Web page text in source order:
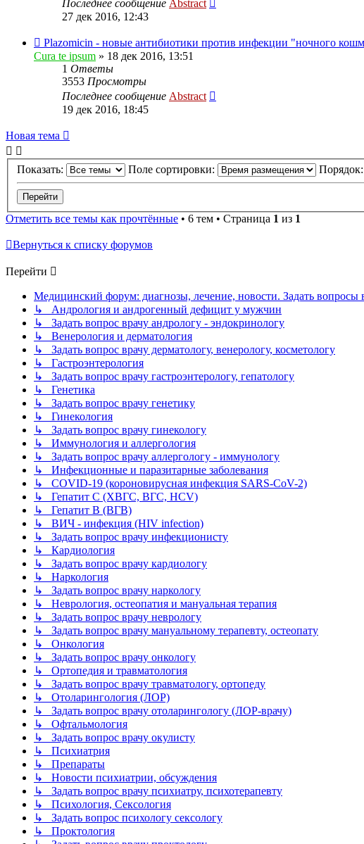
Последнее сообщение Abstract
27 дек 2016, 12:43
Plazomicin - новые антибиотики против инфекции "ночного
Cura te ipsum » 18 дек 2016, 13:51
1 Ответы
3553 Просмотры
Последнее сообщение Abstract
19 дек 2016, 18:45
Новая тема
Показать: Поле сортировки: Порядок:
Отметить все темы как прочтённые • 6 тем • Страница 1 из 1
Вернуться к списку форумов
Перейти
Медицинский форум: диагнозы, лечение, новости. Задать вопросы
↳ Андрология и андрогенный дефицит у мужчин
↳ Задать вопрос врачу андрологу - эндокринологу
↳ Венерология и дерматология
↳ Задать вопрос врачу дерматологу, венерологу, косметологу
↳ Гастроэнтерология
↳ Задать вопрос врачу гастроэнтерологу, гепатологу
↳ Генетика
↳ Задать вопрос врачу генетику
↳ Гинекология
↳ Задать вопрос врачу гинекологу
↳ Иммунология и аллергология
↳ Задать вопрос врачу аллергологу - иммунологу
↳ Инфекционные и паразитарные заболевания
↳ COVID-19 (короновирусная инфекция SARS-CoV-2)
↳ Гепатит C (ХВГС, ВГС, HCV)
↳ Гепатит B (ВГВ)
↳ ВИЧ - инфекция (HIV infection)
↳ Задать вопрос врачу инфекционисту
↳ Кардиология
↳ Задать вопрос врачу кардиологу
↳ Наркология
↳ Задать вопрос врачу наркологу
↳ Неврология, остеопатия и мануальная терапия
↳ Задать вопрос врачу неврологу
↳ Задать вопрос врачу мануальному терапевту, остеопату
↳ Онкология
↳ Задать вопрос врачу онкологу
↳ Ортопедия и травматология
↳ Задать вопрос врачу травматологу, ортопеду
↳ Отоларингология (ЛОР)
↳ Задать вопрос врачу отоларингологу (ЛОР-врачу)
↳ Офтальмология
↳ Задать вопрос врачу окулисту
↳ Психиатрия
↳ Препараты
↳ Новости психиатрии, обсуждения
↳ Задать вопрос врачу психиатру, психотерапевту
↳ Психология, Сексология
↳ Задать вопрос психологу сексологу
↳ Проктология